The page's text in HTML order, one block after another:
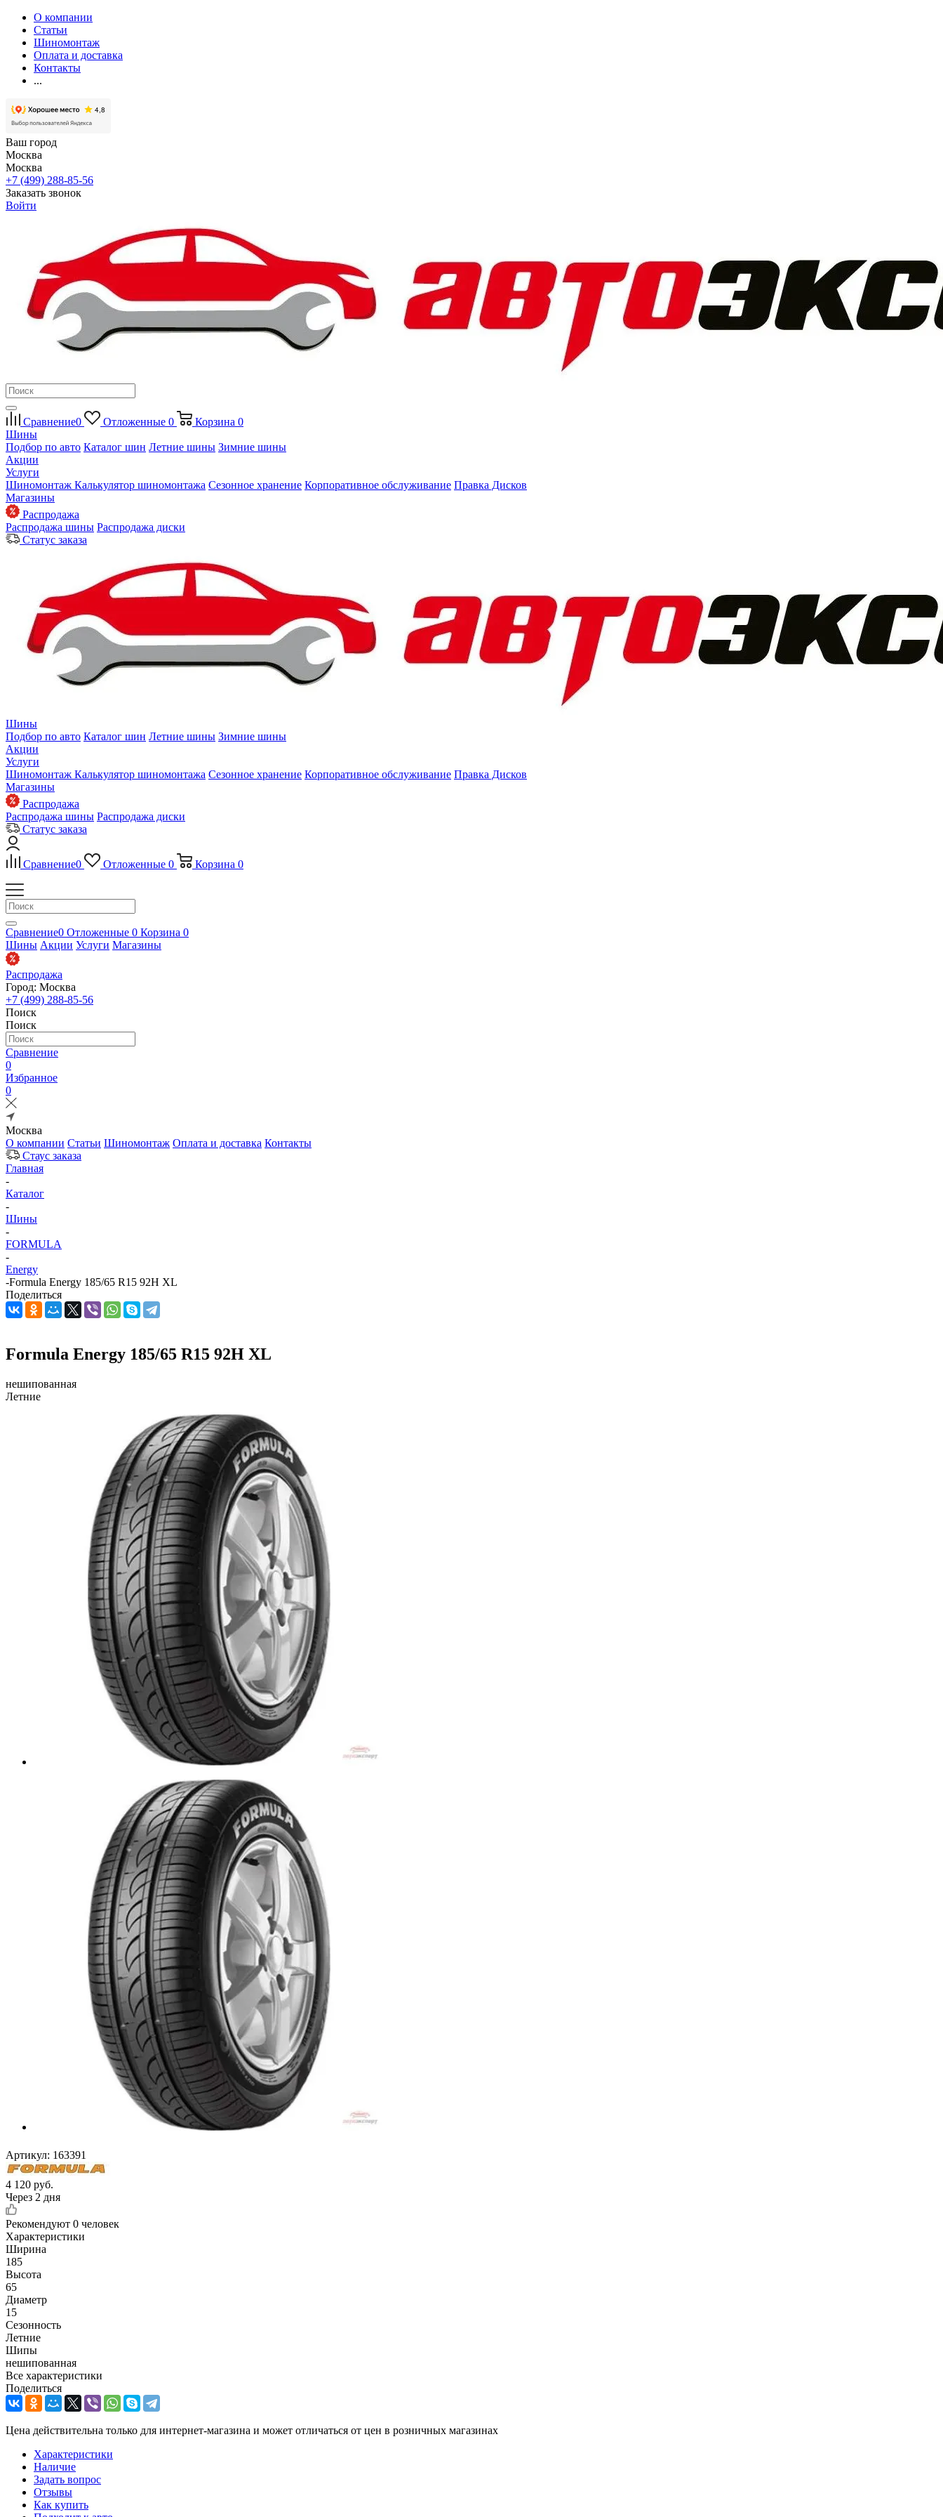
О компании
Статьи
Шиномонтаж
Оплата и доставка
Контакты
...
Ваш город
Москва
Москва
+7 (499) 288-85-56
Заказать звонок
Войти
Сравнение0 Отложенные 0 Корзина 0
Шины
Подбор по авто Каталог шин Летние шины Зимние шины
Акции
Услуги
Шиномонтаж Калькулятор шиномонтажа Сезонное хранение Корпоративное обслуживание Правка Дисков
Магазины
Распродажа
Распродажа шины Распродажа диски
Статус заказа
Шины
Подбор по авто Каталог шин Летние шины Зимние шины
Акции
Услуги
Шиномонтаж Калькулятор шиномонтажа Сезонное хранение Корпоративное обслуживание Правка Дисков
Магазины
Распродажа
Распродажа шины Распродажа диски
Статус заказа
Сравнение0 Отложенные 0 Корзина 0
Сравнение0 Отложенные 0 Корзина 0
Шины Акции Услуги Магазины
Распродажа
Город: Москва
+7 (499) 288-85-56
Поиск
Поиск
Сравнение
0
Избранное
0
Москва
О компании Статьи Шиномонтаж Оплата и доставка Контакты
Стаус заказа
Главная
-
Каталог
-
Шины
-
FORMULA
-
Energy
-Formula Energy 185/65 R15 92H XL
Поделиться
Formula Energy 185/65 R15 92H XL
нешипованная
Летние
Артикул: 163391
4 120 руб.
Через 2 дня
Рекомендуют 0 человек
Характеристики
Ширина
185
Высота
65
Диаметр
15
Сезонность
Летние
Шипы
нешипованная
Все характеристики
Поделиться
Цена действительна только для интернет-магазина и может отличаться от цен в розничных магазинах
Характеристики
Наличие
Задать вопрос
Отзывы
Как купить